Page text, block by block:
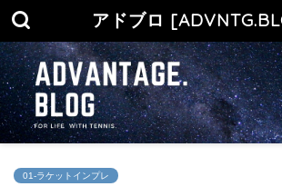
アドブロ
01-ラケットインプレ